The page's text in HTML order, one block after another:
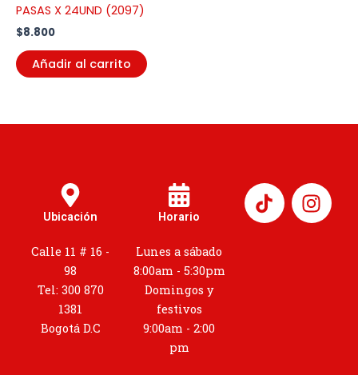
PASAS X 24UND (2097)
$8.800
Añadir al carrito
Ubicación
Calle 11 # 16 -
98
Tel: 300 870
1381
Bogotá D.C
Horario
Lunes a sábado
8:00am - 5:30pm
Domingos y
festivos
9:00am - 2:00
pm
I
n
s